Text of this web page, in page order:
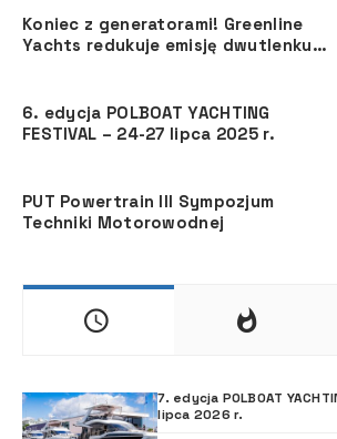
Koniec z generatorami! Greenline
Yachts redukuje emisję dwutlenku
6. edycja POLBOAT YACHTING
FESTIVAL – 24-27 lipca 2025 r.
PUT Powertrain III Sympozjum
Techniki Motorowodnej
7. edycja POLBOAT
lipca 2026 r.